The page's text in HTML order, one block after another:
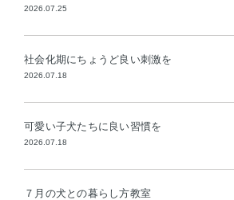
2026.07.25
社会化期にちょうど良い刺激を
2026.07.18
可愛い子犬たちに良い習慣を
2026.07.18
７月の犬との暮らし方教室